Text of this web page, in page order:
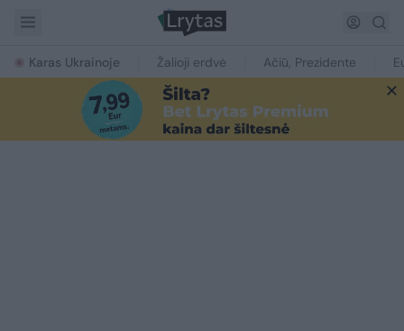
Karas Ukrainoje Žalioji erdvė Ačiū, Prezidente